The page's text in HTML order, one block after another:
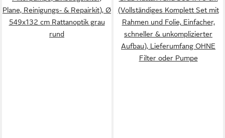
Plane, Reinigungs- & Repairkit), Ø
549x132 cm Rattanoptik grau
rund
(Vollständiges Komplett Set mit
Rahmen und Folie, Einfacher,
schneller & unkomplizierter
Aufbau), Lieferumfang OHNE
Filter oder Pumpe